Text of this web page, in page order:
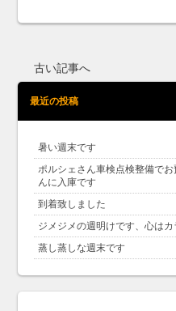
古い記事へ
最近の投稿
暑い週末です
ポルシェさん車検点検整備で
んに入庫です
到着致しました
ジメジメの週明けです、心は
蒸し蒸しな週末です